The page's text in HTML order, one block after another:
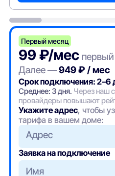
Первый месяц
99 ₽/мес
Далее —949 ₽ / мес
Срок подключения: 2–6
Среднее: 3 дня. Через наш
провайдеры повышают
Укажите адрес, чтобы
тарифа в вашем доме:
Адрес
Заявка на подключение